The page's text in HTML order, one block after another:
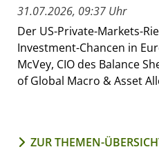
31.07.2026, 09:37 Uhr
Der US-Private-Markets-
Investment-Chancen in
McVey, CIO des Balance
of Global Macro & Asset
ZUR THEMEN-